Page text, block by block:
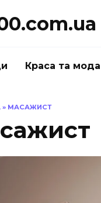
Краса та мода
» МАСАЖИСТ